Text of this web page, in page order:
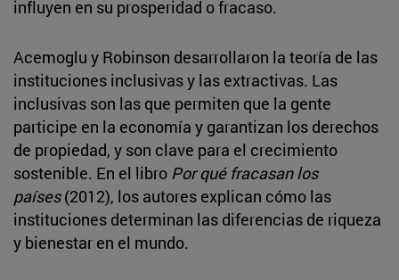
influyen en su prosperidad o fracaso.
Acemoglu y Robinson desarrollaron la teoría de las
instituciones inclusivas y las extractivas. Las
inclusivas son las que permiten que la gente
participe en la economía y garantizan los derechos
de propiedad, y son clave para el crecimiento
sostenible. En el libro Por qué fracasan los
países(2012), los autores explican cómo las
instituciones determinan las diferencias de riqueza
y bienestar en el mundo.